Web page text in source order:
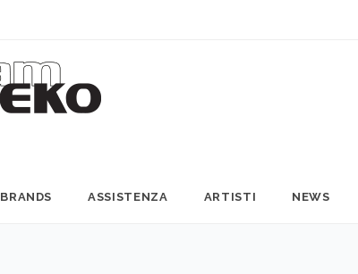
BRANDS ASSISTENZA ARTISTI NEWS